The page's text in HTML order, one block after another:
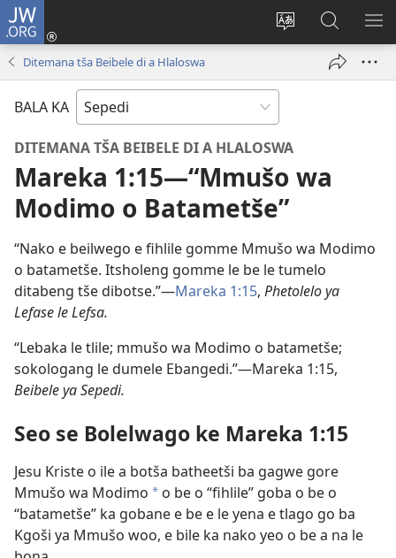
JW.ORG
Fetoša
Tsena
(opens
Nyaka
go
JW.ORG
Ditemana tša Beibele di a Hlaloswa
BALA KA
DITEMANA TŠA BEIBELE DI A HLALOSWA
Mareka 1:15​—“Mmušo wa
Modimo o Batametše”
“Nako e beilwego e fihlile gomme Mmušo wa Modimo
o batametše. Itsholeng gomme le be le tumelo
ditabeng tše dibotse.”—Mareka 1:15, Phetolelo ya
Lefase le Lefsa.
“Lebaka le tlile; mmušo wa Modimo o batametše;
sokologang le dumele Ebangedi.”—Mareka 1:15,
Beibele ya Sepedi.
Seo se Bolelwago ke Mareka 1:15
Jesu Kriste o ile a botša batheetši ba gagwe gore
Mmušo wa Modimo a o be o “fihlile” goba o be o
“batametše” ka gobane e be e le yena e tlago go ba
Kgoši ya Mmušo woo, e bile ka nako yeo o be a na le